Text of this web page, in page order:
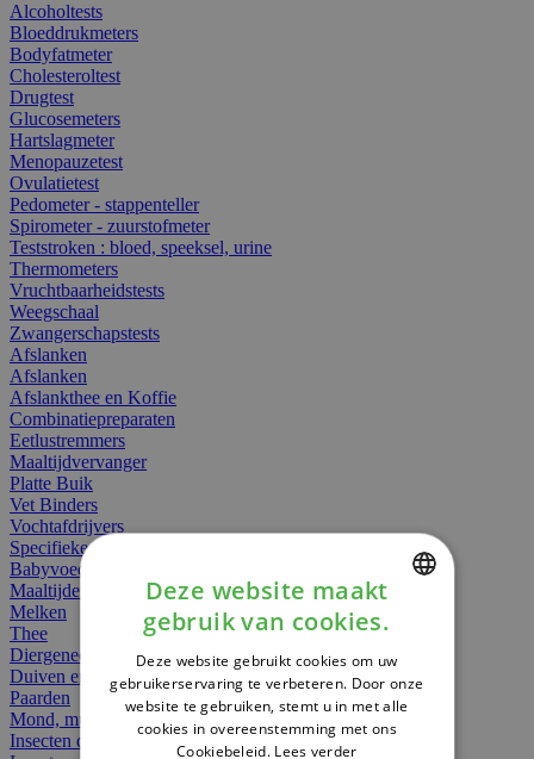
Alcoholtests
Bloeddrukmeters
Bodyfatmeter
Cholesteroltest
Drugtest
Glucosemeters
Hartslagmeter
Menopauzetest
Ovulatietest
Pedometer - stappenteller
Spirometer - zuurstofmeter
Teststroken : bloed, speeksel, urine
Thermometers
Vruchtbaarheidstests
Weegschaal
Zwangerschapstests
Afslanken
Afslanken
Afslankthee en Koffie
Combinatiepreparaten
Eetlustremmers
Maaltijdvervanger
Platte Buik
Vet Binders
Vochtafdrijvers
Specifieke Voeding
Babyvoeding
Maaltijden
Melken
Thee
Diergeneesmiddelen
Duiven en vogels
Paarden
Mond, muil of snavel
Insecten dieren
DUTCH
FRENCH
ENGLISH
Deze website maakt
gebruik van cookies.
Deze website gebruikt cookies om uw
gebruikerservaring te verbeteren. Door onze
website te gebruiken, stemt u in met alle
cookies in overeenstemming met ons
Cookiebeleid. Lees verder